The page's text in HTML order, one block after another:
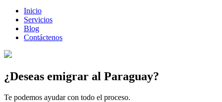
Inicio
Servicios
Blog
Contáctenos
¿Deseas emigrar al Paraguay?
Te podemos ayudar con todo el proceso.